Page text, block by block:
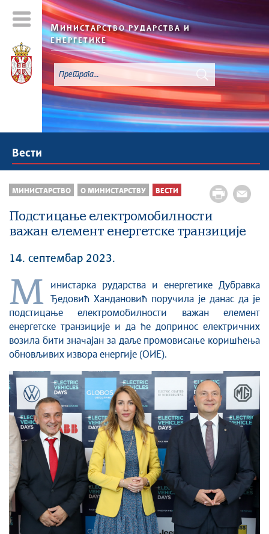
МИНИСТАРСТВО РУДАРСТВА И
ЕНЕРГЕТИКЕ
Вести
МИНИСТАРСТВО О МИНИСТАРСТВУ ВЕСТИ
Подстицање електромобилности
важан елемент енергетске транзиције
14. септембар 2023.
М
инистарка рударства и енергетике Дубравка
Ђедовић Хандановић поручила је данас да је
подстицање електромобилности важан елемент
енергетске транзиције и да ће допринос електричних
возила бити значајан за даље промовисање коришћења
обновљивих извора енергије (ОИЕ).